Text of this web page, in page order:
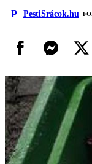
P PestiSrácok.hu